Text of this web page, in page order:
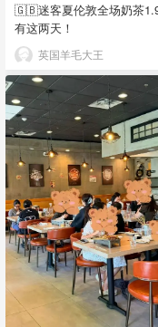
🇬🇧迷客夏伦敦全场奶茶
有这两天！
英国羊毛大王